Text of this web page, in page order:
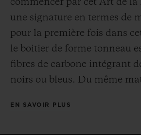
commencer par cet Art de la
une signature en termes de
pour la première fois dans
le boitier de forme tonneau
fibres de carbone intégrant
noirs ou bleus. Du même
forme de H tandis que le
EN SAVOIR PLUS